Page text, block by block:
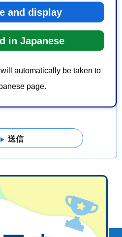
and display
in Japanese
automatically be taken to
page.
ちましたか？
ふつう
やすかったですか？